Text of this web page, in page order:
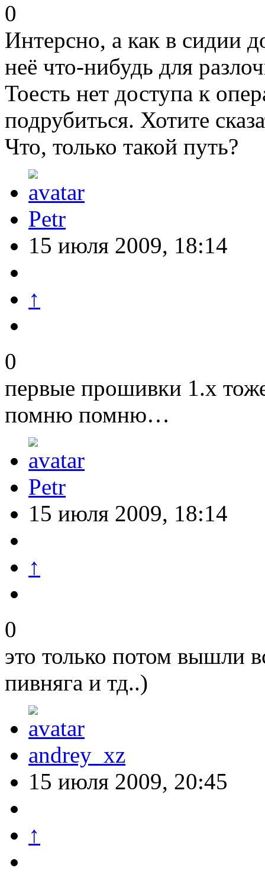
0
Интерсно, а как в сидии
неё что-нибудь для
Тоесть нет доступа к
подрубиться. Хотите
Что, только такой путь?
Petr
15 июля 2009, 18:14
↑
0
первые прошивки 1.x
помню помню…
Petr
15 июля 2009, 18:14
↑
0
это только потом вышли
пивняга и тд..)
andrey_xz
15 июля 2009, 20:45
↑